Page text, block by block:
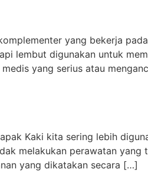
yang bekerja
lembut digunakan untuk
yang serius atau
Kaki kita sering lebih
melakukan perawatan
yang dikatakan secara […]